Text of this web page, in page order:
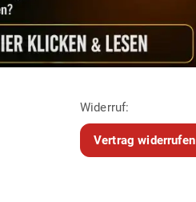
Widerruf:
Vertrag widerrufen